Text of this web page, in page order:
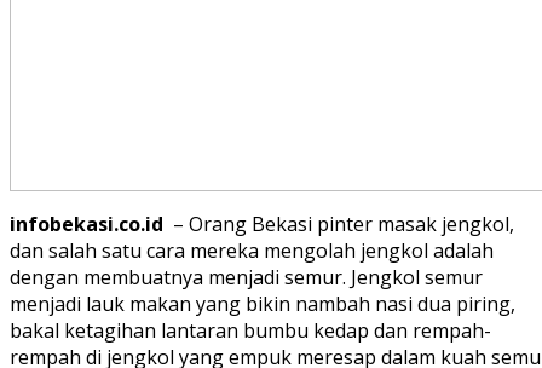
infobekasi.co.id – Orang Bekasi pinter masak jengkol,
dan salah satu cara mereka mengolah jengkol adalah
dengan membuatnya menjadi semur. Jengkol semur
menjadi lauk makan yang bikin nambah nasi dua piring,
bakal ketagihan lantaran bumbu kedap dan rempah-
rempah di jengkol yang empuk meresap dalam kuah